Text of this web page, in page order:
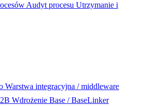
Audyt procesu Utrzymanie i
Warstwa integracyjna / middleware
Wdrożenie Base / BaseLinker